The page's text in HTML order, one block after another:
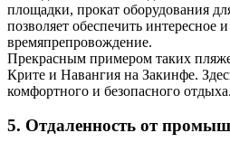
площадки, прокат оборудования
позволяет обеспечить интересное
времяпрепровождение.
Прекрасным примером таких
Крите и Навангия на Закинфе.
комфортного и безопасного отдыха.
5. Отдаленность от